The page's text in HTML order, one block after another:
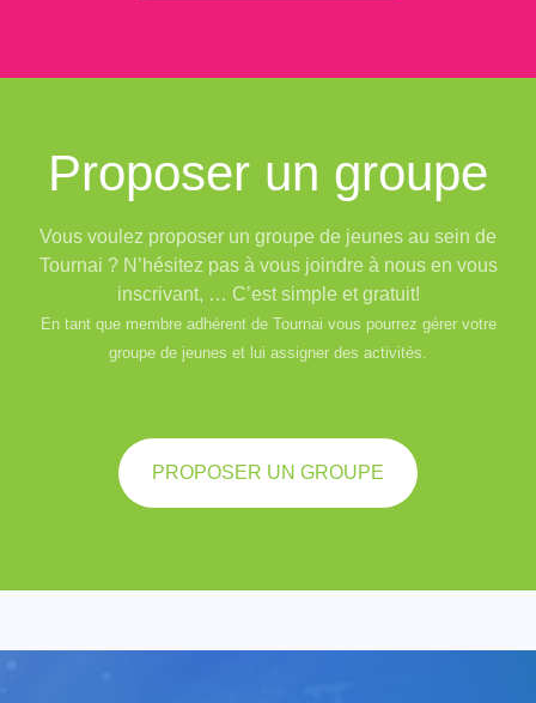
Proposer un groupe
Vous voulez proposer un groupe de jeunes au sein de
Tournai ? N’hésitez pas à vous joindre à nous en vous
inscrivant, … C’est simple et gratuit!
En tant que membre adhérent de Tournai vous pourrez gérer votre
groupe de jeunes et lui assigner des activités.
PROPOSER UN GROUPE